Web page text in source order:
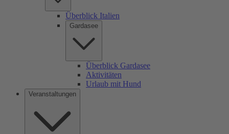
Überblick Italien
Gardasee
Überblick Gardasee
Aktivitäten
Urlaub mit Hund
Veranstaltungen